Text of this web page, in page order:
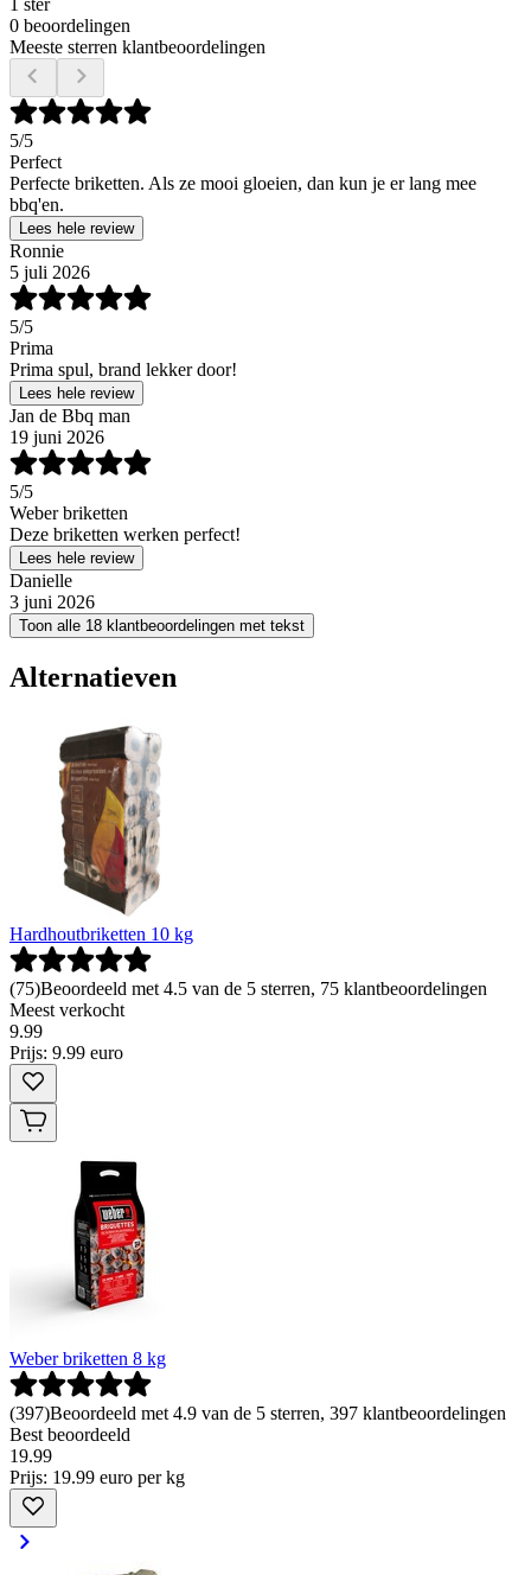
1 ster
0 beoordelingen
Meeste sterren klantbeoordelingen
5/5
Perfect
Perfecte briketten. Als ze mooi gloeien, dan kun je er lang mee
bbq'en.
Lees hele review
Ronnie
5 juli 2026
5/5
Prima
Prima spul, brand lekker door!
Lees hele review
Jan de Bbq man
19 juni 2026
5/5
Weber briketten
Deze briketten werken perfect!
Lees hele review
Danielle
3 juni 2026
Toon alle 18 klantbeoordelingen met tekst
Alternatieven
Hardhoutbriketten 10 kg
(75)Beoordeeld met 4.5 van de 5 sterren, 75 klantbeoordelingen
Meest verkocht
9.99
Prijs: 9.99 euro
Weber briketten 8 kg
(397)Beoordeeld met 4.9 van de 5 sterren, 397 klantbeoordelingen
Best beoordeeld
19.99
Prijs: 19.99 euro per kg